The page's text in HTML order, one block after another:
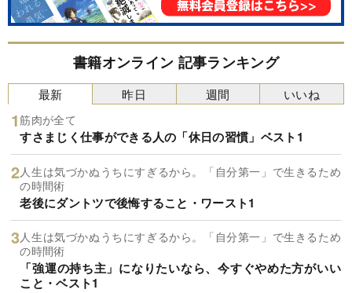
書籍オンライン 記事ランキング
最新
筋肉が全て
すさまじく仕事ができる人の「休日の習慣」ベスト1
人生は気づかぬうちにすぎるから。「自分第一」で生きるため
の時間術
老後にダントツで後悔すること・ワースト1
人生は気づかぬうちにすぎるから。「自分第一」で生きるため
の時間術
「強運の持ち主」になりたいなら、今すぐやめた方がいい
こと・ベスト1
昨日 週間 いいね